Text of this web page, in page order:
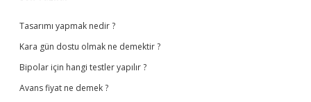
Tasarımı yapmak nedir ?
Kara gün dostu olmak ne demektir ?
Bipolar için hangi testler yapılır ?
Avans fiyat ne demek ?